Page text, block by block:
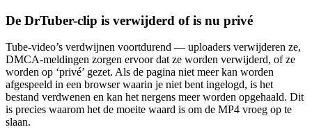
De DrTuber-clip is verwijderd of is nu privé
Tube-video’s verdwijnen voortdurend — uploaders verwijderen ze,
DMCA-meldingen zorgen ervoor dat ze worden verwijderd, of ze
worden op ‘privé’ gezet. Als de pagina niet meer kan worden
afgespeeld in een browser waarin je niet bent ingelogd, is het
bestand verdwenen en kan het nergens meer worden opgehaald. Dit
is precies waarom het de moeite waard is om de MP4 vroeg op te
slaan.